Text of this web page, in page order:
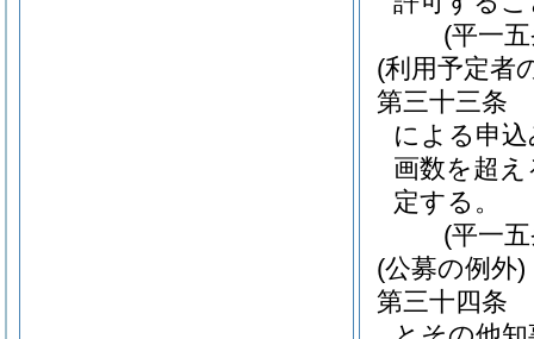
(平一
(利用予定者
第三十三条
による申
画数を超
定する。
(平一
(公募の例外)
第三十四条